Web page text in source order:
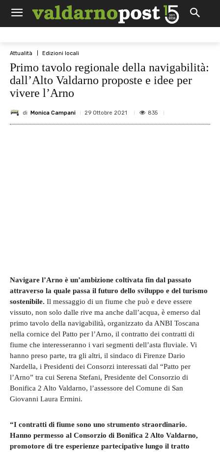
Attualità Edizioni locali
Primo tavolo regionale della navigabilità:
dall’Alto Valdarno proposte e idee per
vivere l’Arno
di Monica Campani 29 Ottobre 2021 835
Navigare l’Arno è un’ambizione coltivata fin dal passato
attraverso la quale passa il futuro dello sviluppo e del turismo
sostenibile. Il messaggio di un fiume che può e deve essere
vissuto, non solo dalle rive ma anche dall’acqua, è emerso dal
primo tavolo della navigabilità, organizzato da ANBI Toscana
nella cornice del Patto per l’Arno, il contratto dei contratti di
fiume che interesseranno i vari segmenti dell’asta fluviale. Vi
hanno preso parte, tra gli altri, il sindaco di Firenze Dario
Nardella, i Presidenti dei Consorzi interessati dal “Patto per
l’Arno” tra cui Serena Stefani, Presidente del Consorzio di
Bonifica 2 Alto Valdarno, l’assessore del Comune di San
Giovanni Laura Ermini.
“I contratti di fiume sono uno strumento straordinario.
Hanno permesso al Consorzio di Bonifica 2 Alto Valdarno,
promotore di tre esperienze partecipative lungo il tratto